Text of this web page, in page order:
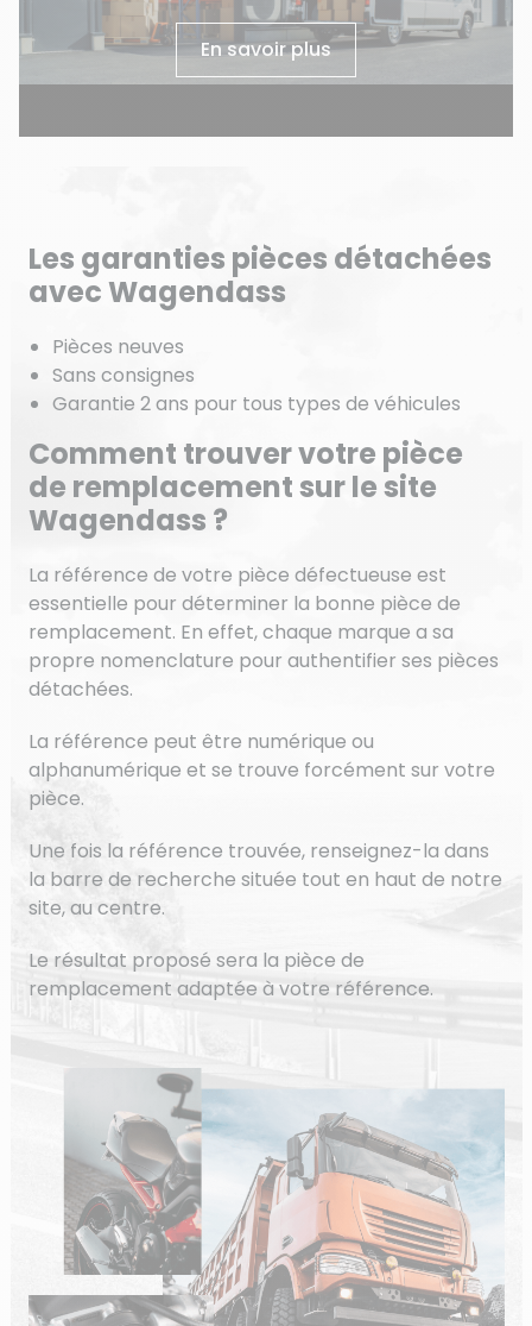
En savoir plus
Les garanties pièces détachées
avec Wagendass
Pièces neuves
Sans consignes
Garantie 2 ans pour tous types de véhicules
Comment trouver votre pièce
de remplacement sur le site
Wagendass ?
La référence de votre pièce défectueuse est
essentielle pour déterminer la bonne pièce de
remplacement. En effet, chaque marque a sa
propre nomenclature pour authentifier ses pièces
détachées.
La référence peut être numérique ou
alphanumérique et se trouve forcément sur votre
pièce.
Une fois la référence trouvée, renseignez-la dans
la barre de recherche située tout en haut de notre
site, au centre.
Le résultat proposé sera la pièce de
remplacement adaptée à votre référence.